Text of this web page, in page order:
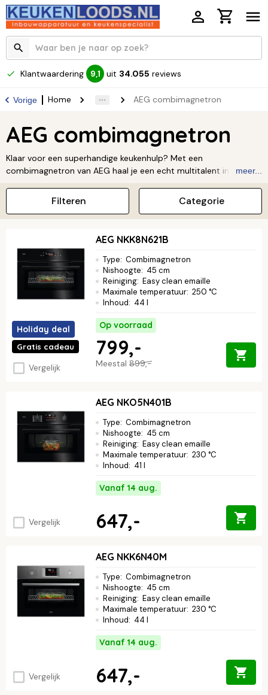
Klantwaardering 9,1 uit 34.055 reviews
Vorige Home AEG combimagnetron
AEG combimagnetron
Klaar voor een superhandige keukenhulp? Met een
combimagnetron van AEG haal je een echt multitalent in huis.
geweldige prijs-kwaliteitverhouding. Zo weet je zeker dat je een
combimagnetron koopt waar je jarenlang plezier van hebt! Je
hebt de keuze uit allerlei verschillende modellen. Wist je dat AEG
zelfs combimagnetrons met een stoomfunctie heeft?
Superhandig! Wil je meer weten? Lees hier alles over
meer...
Categorie
Filteren
Holiday deal
Gratis cadeau
Vergelijk
AEG NKK8N621B
Type: Combimagnetron
Nishoogte: 45 cm
Reiniging: Easy clean emaille
Maximale temperatuur: 250 °C
Inhoud: 44 l
Op voorraad
Meestal 899,-
799,-
Vergelijk
AEG NKO5N401B
Type: Combimagnetron
Nishoogte: 45 cm
Reiniging: Easy clean emaille
Maximale temperatuur: 230 °C
Inhoud: 41 l
Vanaf 14 aug.
647,-
Vergelijk
AEG NKK6N40M
Type: Combimagnetron
Nishoogte: 45 cm
Reiniging: Easy clean emaille
Maximale temperatuur: 230 °C
Inhoud: 44 l
Vanaf 14 aug.
647,-